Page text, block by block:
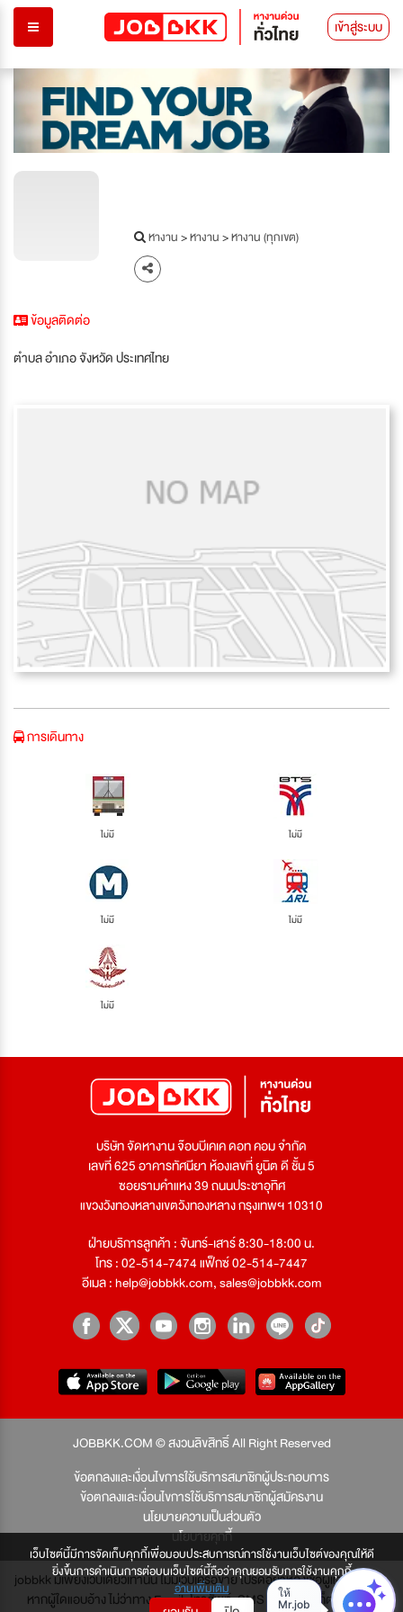
เข้าสู่ระบบ
เว็บไซต์นี้มีการจัดเก็บคุกกี้เพื่อมอบประสบการณ์การใช้งานเว็บไซต์ของคุณให้ดี
ยิ่งขึ้นการดำเนินการต่อบนเว็บไซต์นี้ถือว่าคุณยอมรับการใช้งานคุกกี้
อ่านเพิ่มเติม
หางาน>หางาน>หางาน (ทุกเขต)
ข้อมูลติดต่อ
ตำบล อำเภอ จังหวัด ประเทศไทย
การเดินทาง
ไม่มี ไม่มี
ไม่มี ไม่มี
ไม่มี
บริษัท จัดหางาน จ๊อบบีเคเค ดอท คอม จำกัด
เลขที่ 625 อาคารทัศนียา ห้องเลขที่ ยูนิต ดี ชั้น 5
ซอยรามคำแหง 39 ถนนประชาอุทิศ
แขวงวังทองหลางเขตวังทองหลาง กรุงเทพฯ 10310
ฝ่ายบริการลูกค้า : จันทร์-เสาร์ 8:30-18:00 น.
โทร : 02-514-7474 แฟ็กซ์ 02-514-7447
อีเมล :help@jobbkk.com,sales@jobbkk.com
JOBBKK.COM © สงวนลิขสิทธิ์ All Right Reserved
ข้อตกลงและเงื่อนไขการใช้บริการสมาชิกผู้ประกอบการ
ข้อตกลงและเงื่อนไขการใช้บริการสมาชิกผู้สมัครงาน
นโยบายความเป็นส่วนตัว
นโยบายคุกกี้
jobbkk มีเพียงเว็บเดียวเท่านั้น ไม่มีเว็บเครือข่าย โปรดอย่าหลงเชื่อผู้แอบอ้าง และ
หากผู้ใดแอบอ้าง ไม่ว่าทาง Email, โทรศัพท์, SMS หรือทางใดก็ตาม จะถูก